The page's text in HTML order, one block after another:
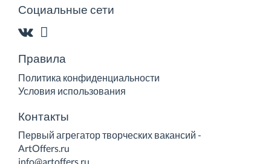
Социальные сети
Правила
Политика конфиденциальности
Условия использования
Контакты
Первый агрегатор творческих вакансий -
ArtOffers.ru
info@artoffers.ru